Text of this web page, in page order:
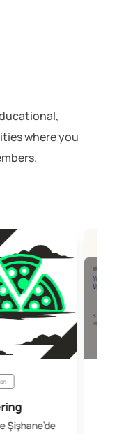
where you
Şişhane’de